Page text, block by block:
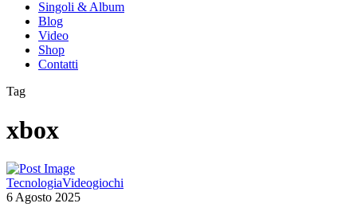
Singoli & Album
Blog
Video
Shop
Contatti
Tag
xbox
TecnologiaVideogiochi
6 Agosto 2025